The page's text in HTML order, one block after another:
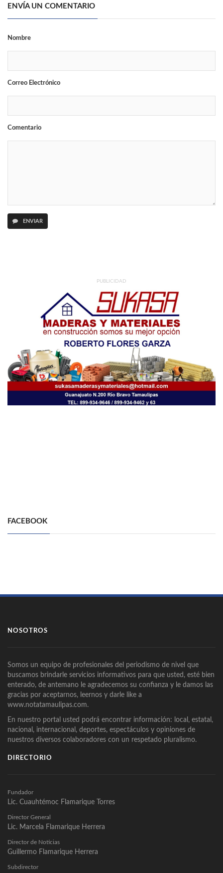
ENVÍA UN COMENTARIO
Nombre
Correo Electrónico
Comentario
ENVIAR
PUBLICIDAD
FACEBOOK
NOSOTROS
Somos un equipo de profesionales del periodismo de nivel que
buscamos brindarle servicios informativos para que usted, esté bien
enterado, de antemano le agradecemos su confianza y le damos las
gracias por aceptarnos, leernos y darle like a
www.notatamaulipas.com.
En nuestro portal usted podrá encontrar información: local, estatal,
nacional, internacional, deportes, espectáculos y opiniones de
nuestros diversos colaboradores con un respetado pluralismo.
DIRECTORIO
Fundador
Lic. Cuauhtémoc Flamarique Torres
Director General
Lic. Marcela Flamarique Herrera
Director de Noticias
Guillermo Flamarique Herrera
Subdirector